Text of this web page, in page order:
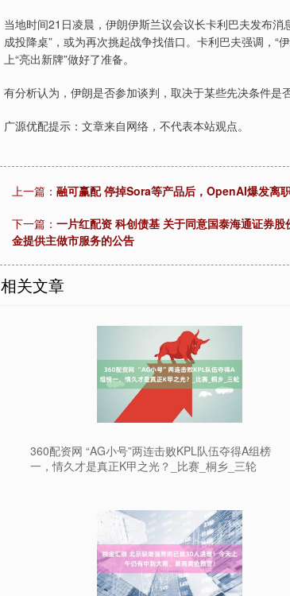
当地时间21日凌晨，伊朗伊斯兰议会议长卡利巴夫发布
成投降桌”，或为再次挑起战争找借口。卡利巴夫强调，“
上“亮出新牌”做好了准备。
有分析认为，伊朗是否参加谈判，取决于某些先决条件是
广源优配提示：文章来自网络，不代表本站观点。
上一篇： 融可赢配 停掉Sora等产品后，OpenAI爆发离
下一篇： 一片红配资 科创债基 关于同意国泰海通证券
金提供主做市服务的公告
相关文章
360配资网 “AG小号”两连击败KPL队伍夺得A组榜
一，情久才是真正K甲之光？_比赛_桐乡_三轮